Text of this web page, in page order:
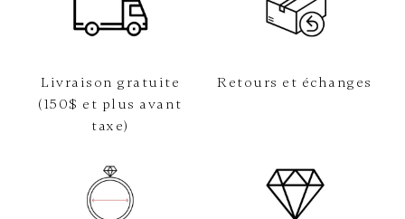
Livraison gratuite
(150$ et plus avant
taxe)
Retours et échanges